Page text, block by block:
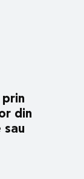
din
sau